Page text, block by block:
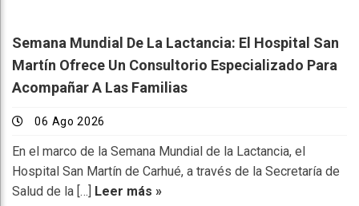
Semana Mundial De La Lactancia: El Hospital San
Martín Ofrece Un Consultorio Especializado Para
Acompañar A Las Familias
06 Ago 2026
En el marco de la Semana Mundial de la Lactancia, el
Hospital San Martín de Carhué, a través de la Secretaría de
Salud de la […] Leer más »